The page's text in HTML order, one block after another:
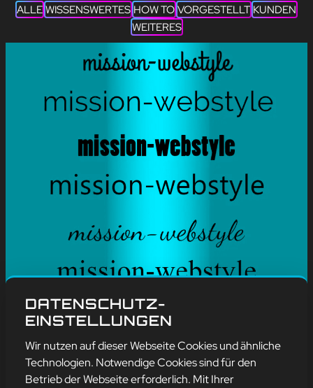
ALLE WISSENSWERTES HOW TO VORGESTELLT KUNDEN
WEITERES
Blog, Wissenswertes
SCHRIFTART
mehr erfahren
DATENSCHUTZ-
EINSTELLUNGEN
Wir nutzen auf dieser Webseite Cookies und ähnliche
Technologien. Notwendige Cookies sind für den
Betrieb der Webseite erforderlich. Mit Ihrer